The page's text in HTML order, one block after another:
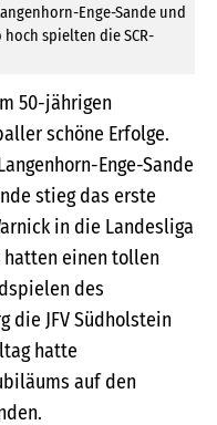
Enge-Sande und
spielten die SCR-
50-jährigen
schöne Erfolge.
Enge-Sande
stieg das erste
in die Landesliga
hatten einen tollen
des
die JFV Südholstein
hatte
auf den